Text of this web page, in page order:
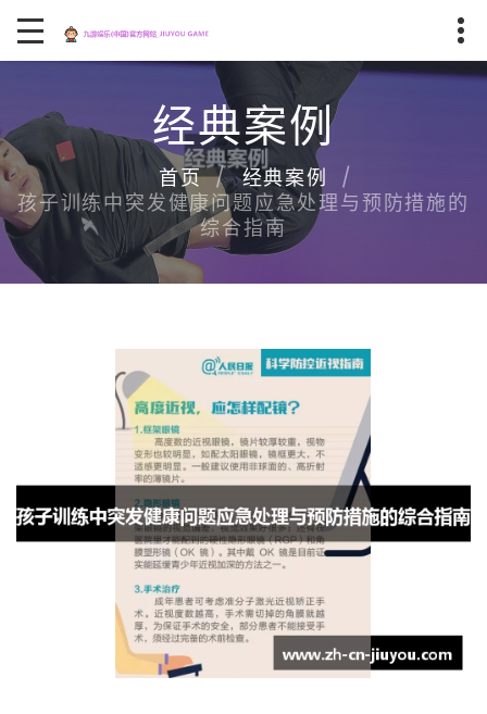
经典案例
首页
经典案例
孩子训练中突发健康问题应急处理与预防措施的
综合指南